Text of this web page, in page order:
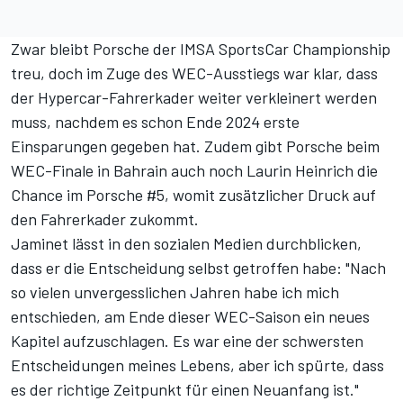
Zwar bleibt Porsche der IMSA SportsCar Championship
treu, doch im Zuge des WEC-Ausstiegs war klar, dass
der Hypercar-Fahrerkader weiter verkleinert werden
muss, nachdem es schon Ende 2024erste
Einsparungen gegeben hat. Zudem gibt Porsche beim
WEC-Finale in Bahrain auch noch Laurin Heinrich die
Chance im Porsche #5, womit zusätzlicher Druck auf
den Fahrerkader zukommt.
Jaminet lässt in den sozialen Medien durchblicken,
dass er die Entscheidung selbst getroffen habe: "Nach
so vielen unvergesslichen Jahren habe ich mich
entschieden, am Ende dieser WEC-Saison ein neues
Kapitel aufzuschlagen. Es war eine der schwersten
Entscheidungen meines Lebens, aber ich spürte, dass
es der richtige Zeitpunkt für einen Neuanfang ist."